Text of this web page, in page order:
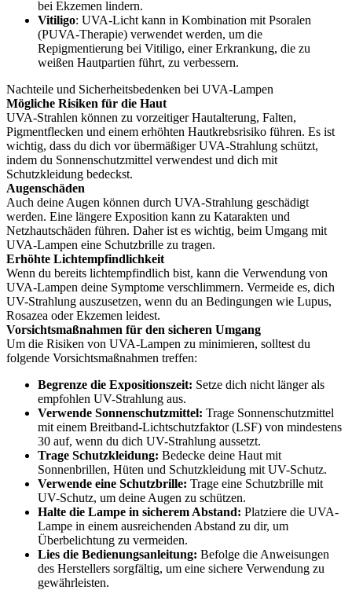
bei Ekzemen lindern.
Vitiligo: UVA-Licht kann in Kombination mit Psoralen
(PUVA-Therapie) verwendet werden, um die
Repigmentierung bei Vitiligo, einer Erkrankung, die zu
weißen Hautpartien führt, zu verbessern.
Nachteile und Sicherheitsbedenken bei UVA-Lampen
Mögliche Risiken für die Haut
UVA-Strahlen können zu vorzeitiger Hautalterung, Falten,
Pigmentflecken und einem erhöhten Hautkrebsrisiko führen. Es ist
wichtig, dass du dich vor übermäßiger UVA-Strahlung schützt,
indem du Sonnenschutzmittel verwendest und dich mit
Schutzkleidung bedeckst.
Augenschäden
Auch deine Augen können durch UVA-Strahlung geschädigt
werden. Eine längere Exposition kann zu Katarakten und
Netzhautschäden führen. Daher ist es wichtig, beim Umgang mit
UVA-Lampen eine Schutzbrille zu tragen.
Erhöhte Lichtempfindlichkeit
Wenn du bereits lichtempfindlich bist, kann die Verwendung von
UVA-Lampen deine Symptome verschlimmern. Vermeide es, dich
UV-Strahlung auszusetzen, wenn du an Bedingungen wie Lupus,
Rosazea oder Ekzemen leidest.
Vorsichtsmaßnahmen für den sicheren Umgang
Um die Risiken von UVA-Lampen zu minimieren, solltest du
folgende Vorsichtsmaßnahmen treffen:
Begrenze die Expositionszeit: Setze dich nicht länger als
empfohlen UV-Strahlung aus.
Verwende Sonnenschutzmittel: Trage Sonnenschutzmittel
mit einem Breitband-Lichtschutzfaktor (LSF) von mindestens
30 auf, wenn du dich UV-Strahlung aussetzt.
Trage Schutzkleidung: Bedecke deine Haut mit
Sonnenbrillen, Hüten und Schutzkleidung mit UV-Schutz.
Verwende eine Schutzbrille: Trage eine Schutzbrille mit
UV-Schutz, um deine Augen zu schützen.
Halte die Lampe in sicherem Abstand: Platziere die UVA-
Lampe in einem ausreichenden Abstand zu dir, um
Überbelichtung zu vermeiden.
Lies die Bedienungsanleitung: Befolge die Anweisungen
des Herstellers sorgfältig, um eine sichere Verwendung zu
gewährleisten.